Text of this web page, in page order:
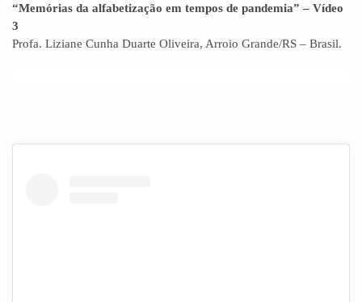
“Memórias da alfabetização em tempos de pandemia” – Vídeo
3
Profa. Liziane Cunha Duarte Oliveira, Arroio Grande/RS – Brasil.